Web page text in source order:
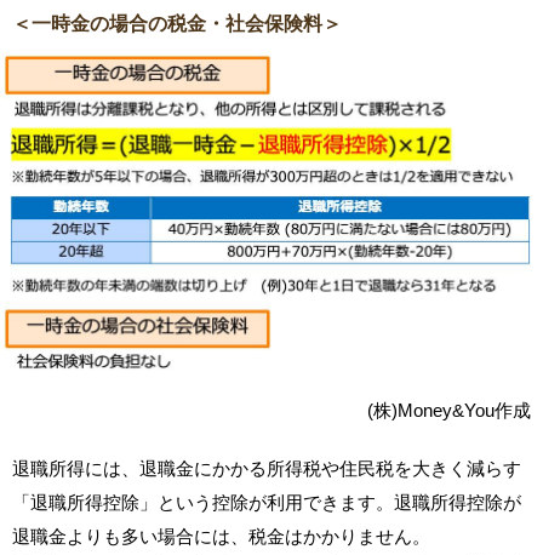
＜一時金の場合の税金・社会保険料＞
(株)Money&You作成
退職所得には、退職金にかかる所得税や住民税を大きく減らす
「退職所得控除」という控除が利用できます。退職所得控除が
退職金よりも多い場合には、税金はかかりません。